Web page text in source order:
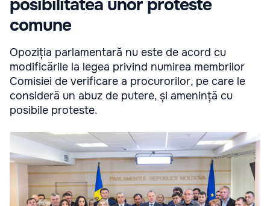
posibilitatea unor proteste
comune
Opoziția parlamentară nu este de acord cu
modificările la legea privind numirea membrilor
Comisiei de verificare a procurorilor, pe care le
consideră un abuz de putere, și amenință cu
posibile proteste.